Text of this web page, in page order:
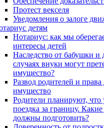
Протест векселя
Уведомления о залоге
детям
Нотариус: как мы
интересы детей
Наследство от бабушки
случаях внуки могут
имущество?
Развод родителей и права
имущество
Родители планируют, что
поездка за границу.
должны подготовить?